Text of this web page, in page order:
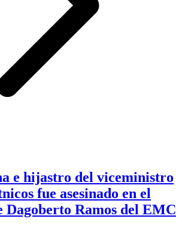
e hijastro del viceministro
fue asesinado en el
Dagoberto Ramos del EMC